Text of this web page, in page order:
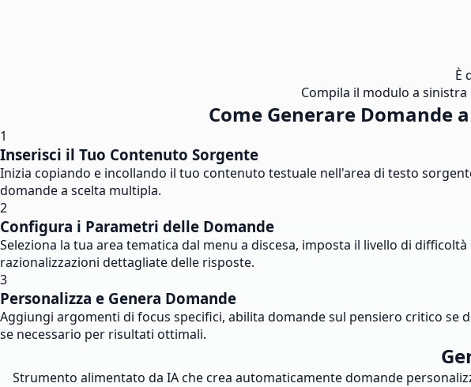
È
Compila il modulo a
Come Generare Domande
1
Inserisci il Tuo Contenuto Sorgente
Inizia copiando e incollando il tuo contenuto testuale nell'area di testo
domande a scelta multipla.
2
Configura i Parametri delle Domande
Seleziona la tua area tematica dal menu a discesa, imposta il livello di
razionalizzazioni dettagliate delle risposte.
3
Personalizza e Genera Domande
Aggiungi argomenti di focus specifici, abilita domande sul pensiero critico se
se necessario per risultati ottimali.
Strumento alimentato da IA che crea automaticamente domande